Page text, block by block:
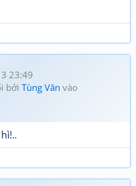
23:49
bởi Tùng Văn vào